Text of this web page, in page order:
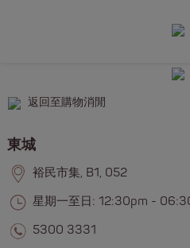
返回至購物消閒
東城
裕民市集, B1, 052
星期一至日: 12:30pm -
5300 3331